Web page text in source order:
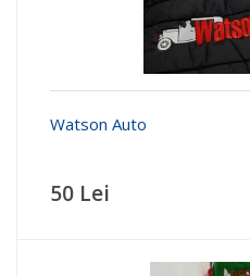
Watson Auto
50 Lei